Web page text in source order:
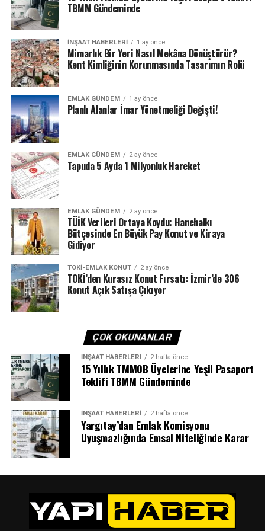
Ama bu kez TÜFE oranını
referans aldık. Artış
oranını yüzde 49 yerine
yüzde 24…
pic.twitter.com/DL5myOuC3r
— Murat KURUM
(@murat_kurum)July 18,
2024
ETIKETLER
SONRAKI
13 daireli TOKİ Iğdır Merkez konut hak sahipleri
belirlendi
ÖNCEKI
TBMM Gündeminde
İNŞAAT HABERLERI 1 ay önce
Mimarlık Bir Yeri Nasıl Mekâna Dönüştürür?
Kent Kimliğinin Korunmasında Tasarımın Rolü
EMLAK GÜNDEM 1 ay önce
Planlı Alanlar İmar Yönetmeliği Değişti!
EMLAK GÜNDEM 2 ay önce
Tapuda 5 Ayda 1 Milyonluk Hareket
EMLAK GÜNDEM 2 ay önce
TÜİK Verileri Ortaya Koydu: Hanehalkı
Bütçesinde En Büyük Pay Konut ve Kiraya
Gidiyor
TOKI-EMLAK KONUT 2 ay önce
TOKİ’den Kurasız Konut Fırsatı: İzmir’de 306
Konut Açık Satışa Çıkıyor
ÇOK OKUNANLAR
İNŞAAT HABERLERI 2 hafta önce
15 Yıllık TMMOB Üyelerine Yeşil Pasaport
Teklifi TBMM Gündeminde
İNŞAAT HABERLERI 2 hafta önce
Yargıtay’dan Emlak Komisyonu
Uyuşmazlığında Emsal Niteliğinde Karar